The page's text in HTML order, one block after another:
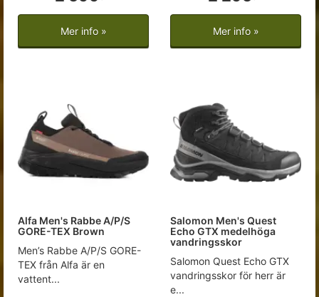
Mer info » Mer info »
Alfa Men's Rabbe A/P/S
GORE-TEX Brown
Men’s Rabbe A/P/S GORE-
TEX från Alfa är en
vattent...
Salomon Men's Quest
Echo GTX medelhöga
vandringsskor
Salomon Quest Echo GTX
vandringsskor för herr är
e...